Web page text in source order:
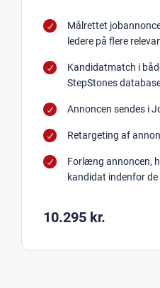
Målrettet
ledere på flere
Kandidatmatch i
StepStones
Annoncen sendes i
Retargeting af
Forlæng annoncen,
kandidat indenfor
10.295 kr.